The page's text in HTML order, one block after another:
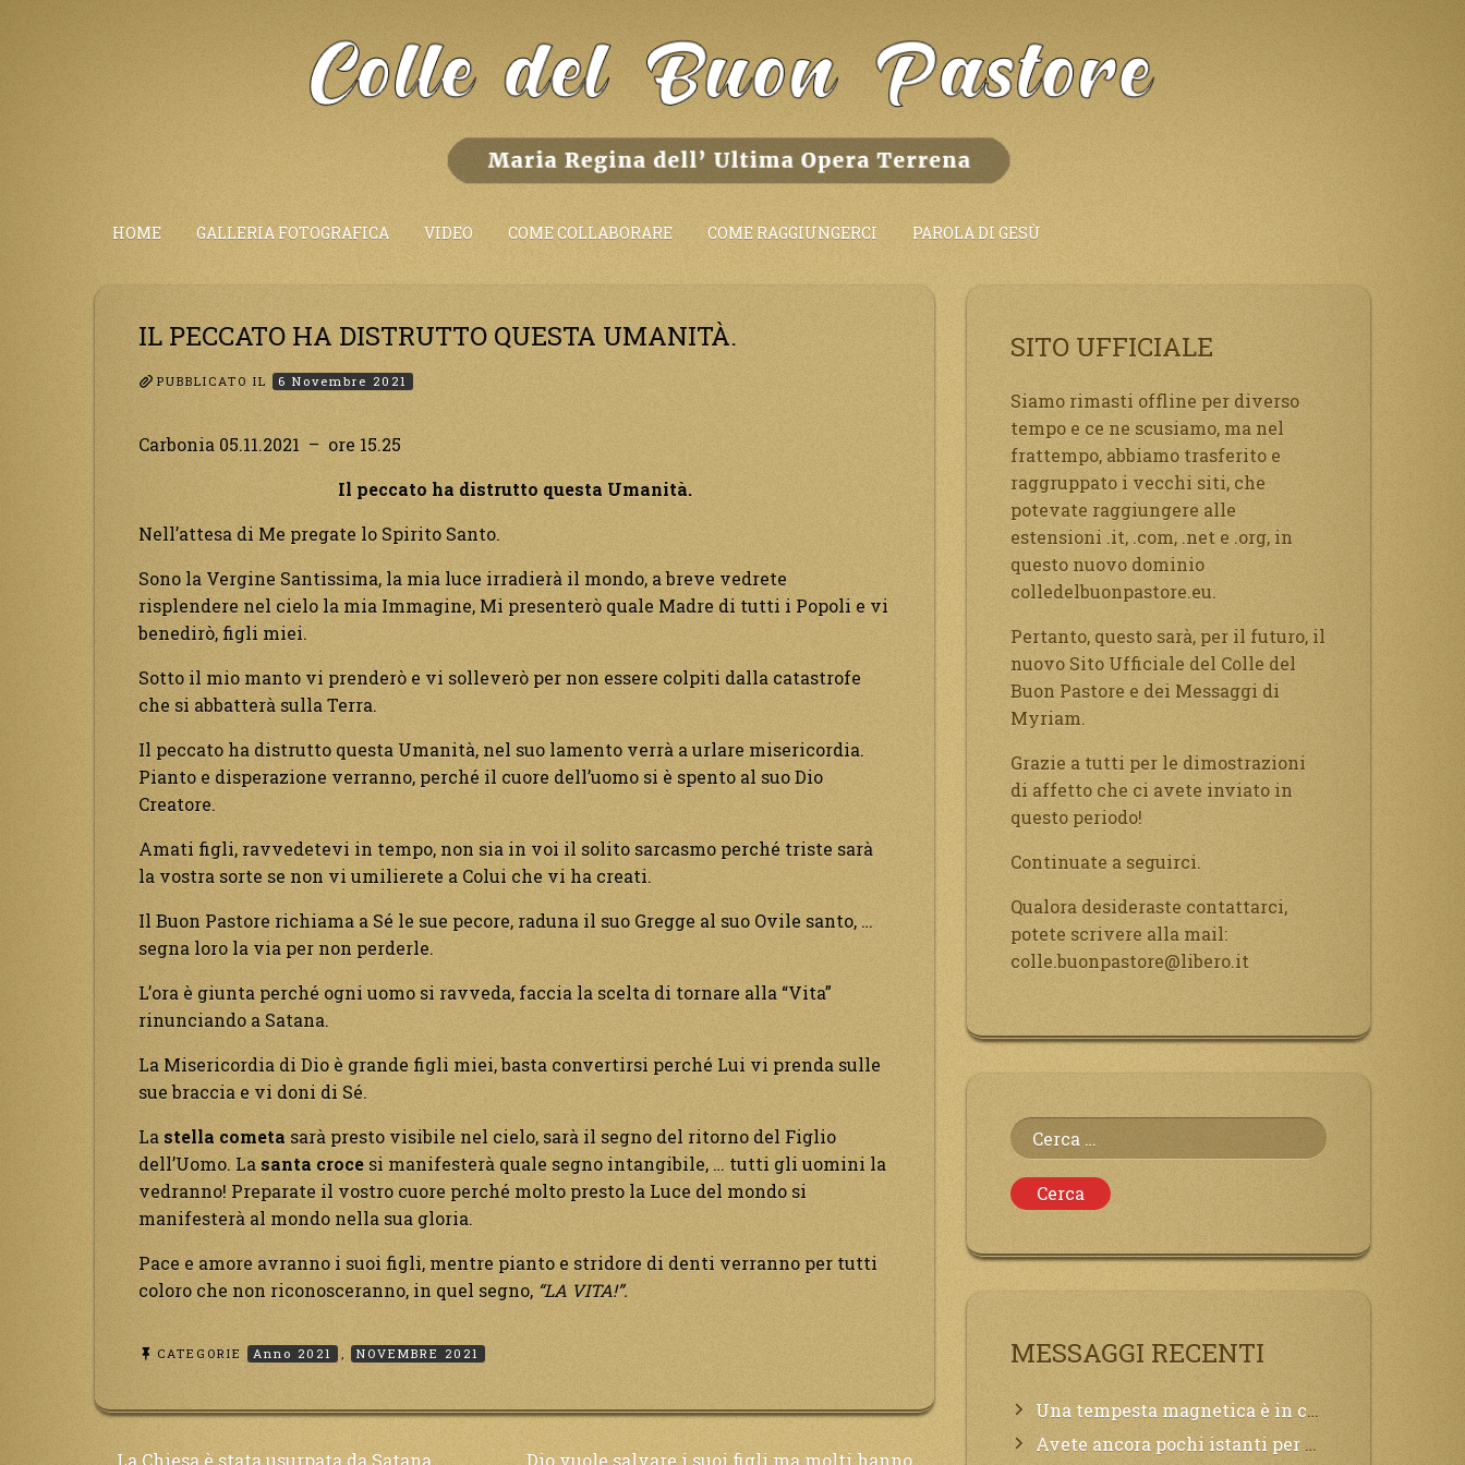
HOME GALLERIA FOTOGRAFICA VIDEO COME COLLABORARE COME RAGGIUNGERCI PAROLA DI GESÙ
IL PECCATO HA DISTRUTTO QUESTA UMANITÀ.
PUBBLICATO IL 6 Novembre 2021
Carbonia 05.11.2021 – ore 15.25
Il peccato ha distrutto questa Umanità.
Nell’attesa di Me pregate lo Spirito Santo.
Sono la Vergine Santissima, la mia luce irradierà il mondo, a breve vedrete
risplendere nel cielo la mia Immagine, Mi presenterò quale Madre di tutti i Popoli e vi
benedirò, figli miei.
Sotto il mio manto vi prenderò e vi solleverò per non essere colpiti dalla catastrofe
che si abbatterà sulla Terra.
Il peccato ha distrutto questa Umanità, nel suo lamento verrà a urlare misericordia.
Pianto e disperazione verranno, perché il cuore dell’uomo si è spento al suo Dio
Creatore.
Amati figli, ravvedetevi in tempo, non sia in voi il solito sarcasmo perché triste sarà
la vostra sorte se non vi umilierete a Colui che vi ha creati.
Il Buon Pastore richiama a Sé le sue pecore, raduna il suo Gregge al suo Ovile santo, …
segna loro la via per non perderle.
L’ora è giunta perché ogni uomo si ravveda, faccia la scelta di tornare alla “Vita”
rinunciando a Satana.
La Misericordia di Dio è grande figli miei, basta convertirsi perché Lui vi prenda sulle
sue braccia e vi doni di Sé.
La stella cometa sarà presto visibile nel cielo, sarà il segno del ritorno del Figlio
dell’Uomo. La santa croce si manifesterà quale segno intangibile, … tutti gli uomini la
vedranno! Preparate il vostro cuore perché molto presto la Luce del mondo si
manifesterà al mondo nella sua gloria.
Pace e amore avranno i suoi figli, mentre pianto e stridore di denti verranno per tutti
coloro che non riconosceranno, in quel segno, “LA VITA!”.
CATEGORIE Anno 2021 NOVEMBRE 2021
La Chiesa è stata usurpata da Satana. Dio vuole salvare i suoi figli ma molti hanno
SITO UFFICIALE
Siamo rimasti offline per diverso
tempo e ce ne scusiamo, ma nel
frattempo, abbiamo trasferito e
raggruppato i vecchi siti, che
potevate raggiungere alle
estensioni .it, .com, .net e .org, in
questo nuovo dominio
colledelbuonpastore.eu.
Pertanto, questo sarà, per il futuro, il
nuovo Sito Ufficiale del Colle del
Buon Pastore e dei Messaggi di
Myriam.
Grazie a tutti per le dimostrazioni
di affetto che ci avete inviato in
questo periodo!
Continuate a seguirci.
Qualora desideraste contattarci,
potete scrivere alla mail:
colle.buonpastore@libero.it
Ricerca
per:
MESSAGGI RECENTI
Una tempesta magnetica è in corso, questa generazione patirà. Il black out non tarderà ad arrivare e tutta la Terra sarà oscurata.
Avete ancora pochi istanti per convertirvi, non perdete tempo, la sciagura arriverà all’improvviso e per chi non si sarà preparato saranno dolori.